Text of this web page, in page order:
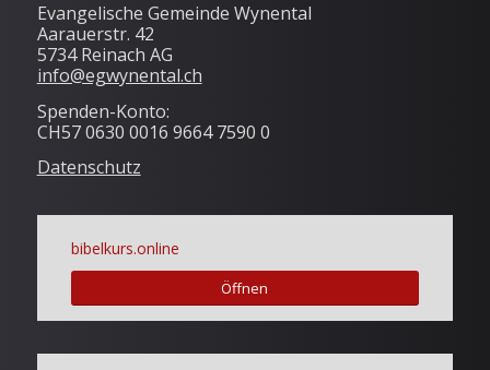
Evangelische Gemeinde Wynental
Aarauerstr. 42
5734 Reinach AG
info@egwynental.ch
Spenden-Konto:
CH57 0630 0016 9664 7590 0
Datenschutz
bibelkurs.online
Öffnen